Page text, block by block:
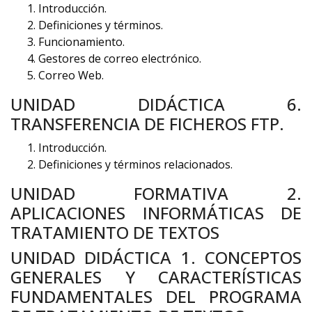
Introducción.
Definiciones y términos.
Funcionamiento.
Gestores de correo electrónico.
Correo Web.
UNIDAD DIDÁCTICA 6.
TRANSFERENCIA DE FICHEROS FTP.
Introducción.
Definiciones y términos relacionados.
UNIDAD FORMATIVA 2.
APLICACIONES INFORMÁTICAS DE
TRATAMIENTO DE TEXTOS
UNIDAD DIDÁCTICA 1. CONCEPTOS
GENERALES Y CARACTERÍSTICAS
FUNDAMENTALES DEL PROGRAMA